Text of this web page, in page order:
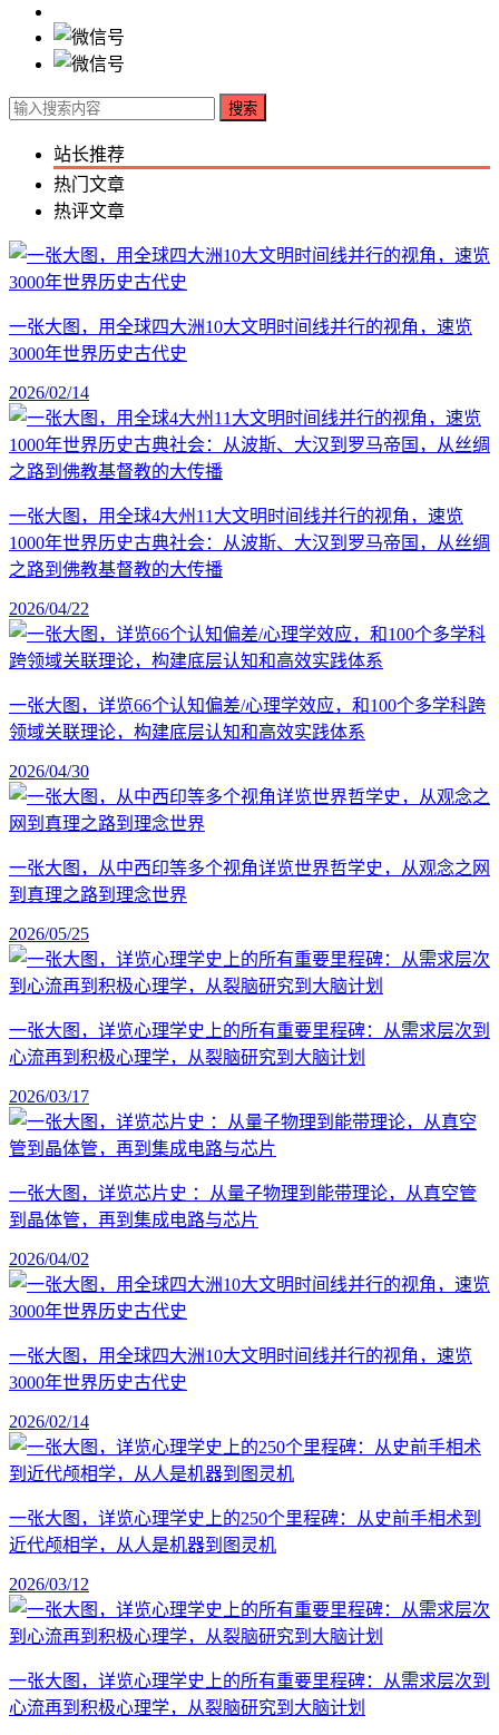
搜索
站长推荐
热门文章
热评文章
一张大图，用全球四大洲10大文明时间线并行的视角，速览
3000年世界历史古代史
2026/02/14
一张大图，用全球4大州11大文明时间线并行的视角，速览
1000年世界历史古典社会：从波斯、大汉到罗马帝国，从丝绸
之路到佛教基督教的大传播
2026/04/22
一张大图，详览66个认知偏差/心理学效应，和100个多学科跨
领域关联理论，构建底层认知和高效实践体系
2026/04/30
一张大图，从中西印等多个视角详览世界哲学史，从观念之网
到真理之路到理念世界
2026/05/25
一张大图，详览心理学史上的所有重要里程碑：从需求层次到
心流再到积极心理学，从裂脑研究到大脑计划
2026/03/17
一张大图，详览芯片史 ：从量子物理到能带理论，从真空管
到晶体管，再到集成电路与芯片
2026/04/02
一张大图，用全球四大洲10大文明时间线并行的视角，速览
3000年世界历史古代史
2026/02/14
一张大图，详览心理学史上的250个里程碑：从史前手相术到
近代颅相学，从人是机器到图灵机
2026/03/12
一张大图，详览心理学史上的所有重要里程碑：从需求层次到
心流再到积极心理学，从裂脑研究到大脑计划